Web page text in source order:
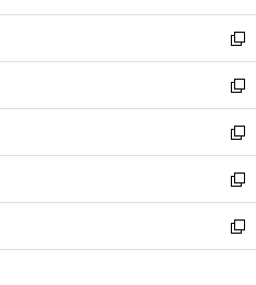
開
く
ウ
で
開
く
ン
ド
ウ
で
開
く
ウ
ィ
ン
ド
ウ
で
開
く
し
い
ウ
ィ
ン
ド
ウ
で
開
く
新
し
い
ウ
ィ
ン
ド
ウ
で
開
新
し
い
ウ
ィ
ン
ド
ウ
新
し
い
ウ
ィ
ン
新
し
い
ウ
新
し